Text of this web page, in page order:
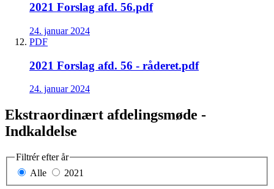
2021 Forslag afd. 56.pdf
24. januar 2024
PDF
2021 Forslag afd. 56 - råderet.pdf
24. januar 2024
Ekstraordinært afdelingsmøde -
Indkaldelse
Filtrér efter år
Alle
2021